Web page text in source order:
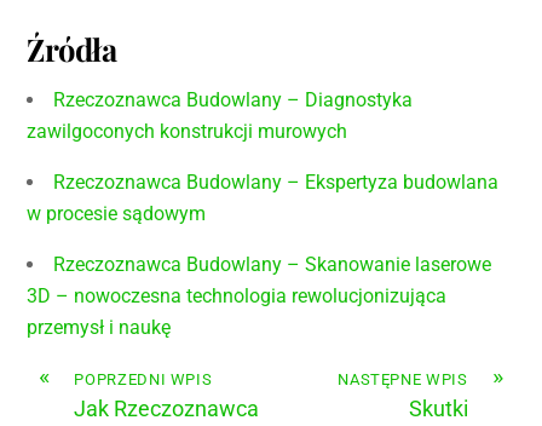
Źródła
Rzeczoznawca Budowlany – Diagnostyka
zawilgoconych konstrukcji murowych
Rzeczoznawca Budowlany – Ekspertyza budowlana
w procesie sądowym
Rzeczoznawca Budowlany – Skanowanie laserowe
3D – nowoczesna technologia rewolucjonizująca
przemysł i naukę
« POPRZEDNI WPIS
Jak Rzeczoznawca
»
NASTĘPNE WPIS
Skutki